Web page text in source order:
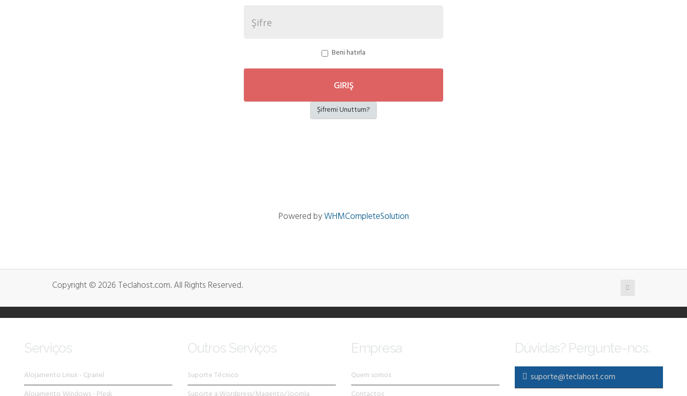
Beni hatırla
Şifremi Unuttum?
Powered byWHMCompleteSolution
Copyright © 2026 Teclahost.com. All Rights Reserved.
Serviços
Alojamento Linux - Cpanel
Outros Serviços
Suporte Técnico
Empresa
Quem somos
Dúvidas? Pergunte-nos.
suporte@teclahost.com